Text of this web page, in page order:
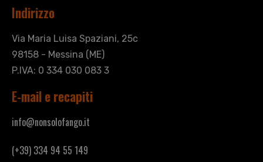
Indirizzo
Via Maria Luisa Spaziani, 25c
98158 - Messina (ME)
P.IVA: 0 334 030 083 3
E-mail e recapiti
info@nonsolofango.it
(+39) 334 94 55 149